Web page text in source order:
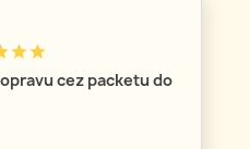
starstar
cez packetu do